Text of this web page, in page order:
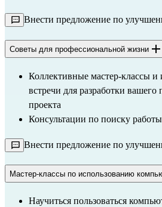
Внести предложение по
Советы для профессиональной жизни
Коллективные мастер-классы
встречи для разработки вашего
проекта
Консультации по поиску
Внести предложение по
Мастер-классы по использованию
Научиться пользоваться